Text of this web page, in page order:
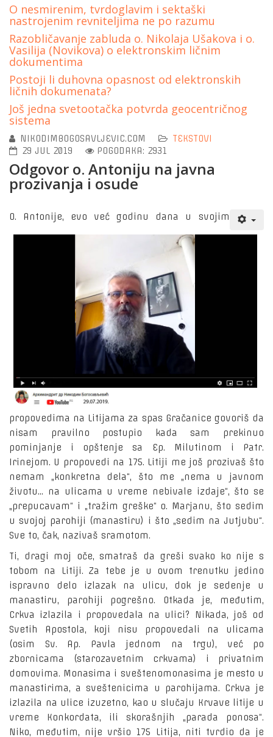
O nesmirenim, tvrdoglavim i sektaški
nastrojenim revniteljima ne po razumu
Razobličavanje zabluda o. Nikolaja Ušakova i o.
Vasilija (Novikova) o elektronskim ličnim
dokumentima
Postoji li duhovna opasnost od elektronskih
ličnih dokumenata?
Još jedna svetootačka potvrda geocentričnog
sistema
NIKODIMBOGOSAVLJEVIC.COM
TEKSTOVI
29 JUL 2019
POGODAKA: 2931
Odgovor o. Antoniju na javna
prozivanja i osude
O. Antonije, evo već godinu dana u svojim
propovedima na Litijama za spas Gračanice govoriš da
nisam pravilno postupio kada sam prekinuo
pominjanje i opštenje sa Ep. Milutinom i Patr.
Irinejom. U propovedi na 175. Litiji me još prozivaš što
nemam „konkretna dela“, što me „nema u javnom
životu… na ulicama u vreme nebivale izdaje“, što se
„prepucavam“ i „tražim greške“ o. Marjanu, što sedim
u svojoj parohiji (manastiru) i što „sedim na Jutjubu“.
Sve to, čak, nazivaš sramotom.
Ti, dragi moj oče, smatraš da greši svako ko nije s
tobom na Litiji. Za tebe je u ovom trenutku jedino
ispravno delo izlazak na ulicu, dok je sedenje u
manastiru, parohiji pogrešno. Otkada je, međutim,
Crkva izlazila i propovedala na ulici? Nikada, još od
Svetih Apostola, koji nisu propovedali na ulicama
(osim Sv. Ap. Pavla jednom na trgu), već po
zbornicama (starozavetnim crkvama) i privatnim
domovima. Monasima i sveštenomonasima je mesto u
manastirima, a sveštenicima u parohijama. Crkva je
izlazila na ulice izuzetno, kao u slučaju Krvave litije u
vreme Konkordata, ili skorašnjih „parada ponosa“.
Niko, međutim, nije vršio 175 Litija, niti tvrdio da je